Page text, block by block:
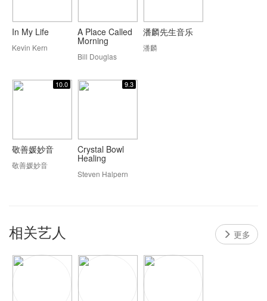
In My Life
Kevin Kern
A Place Called
Morning
Bill Douglas
潘麟先生音乐
潘麟
10.0
敬善媛妙音
敬善媛妙音
9.3
Crystal Bowl
Healing
Steven Halpern
相关艺人 更多